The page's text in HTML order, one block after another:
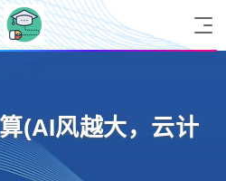
(AI风越大，云计